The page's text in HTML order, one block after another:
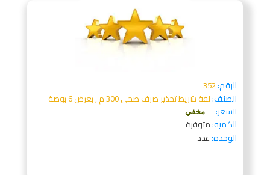
الرقم:352
الصنف:لفة شريط تحذير صرف صحي 300 م , بعرض 6 بوصة
السعر:
مخفي
الكميه:متوفرة
الوحده:عدد